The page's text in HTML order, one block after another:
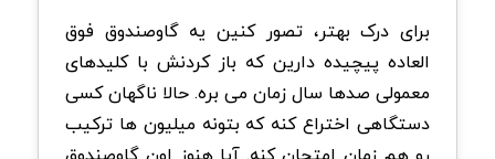
برای درک بهتر، تصور کنین یه گاوصندوق فوق
العاده پیچیده دارین که باز کردنش با کلیدهای
معمولی صدها سال زمان می بره. حالا ناگهان کسی
دستگاهی اختراع کنه که بتونه میلیون ها ترکیب